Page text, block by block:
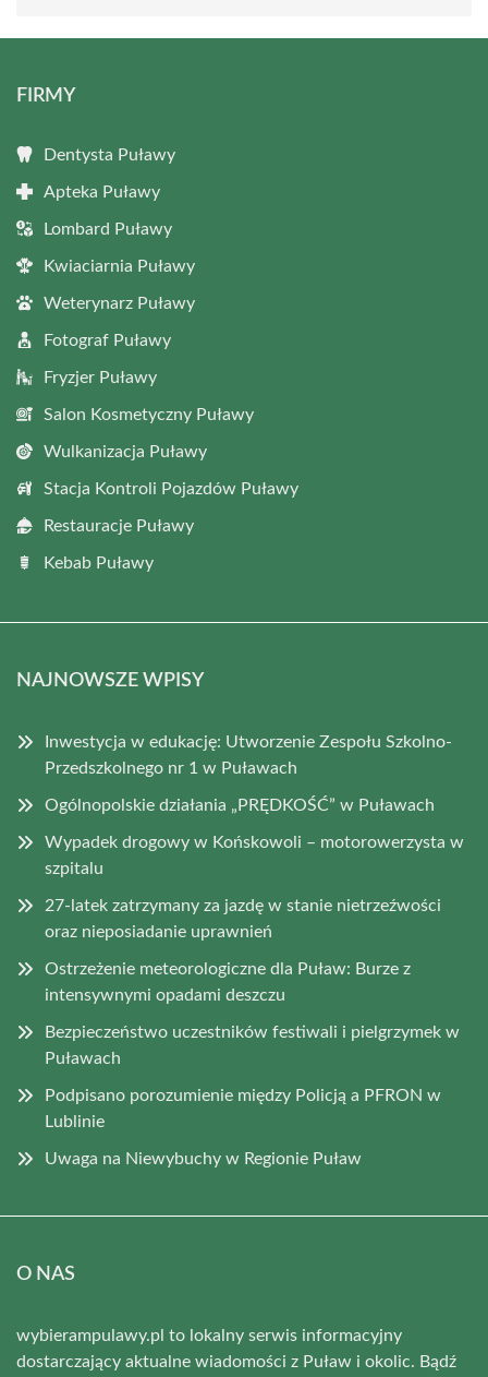
FIRMY
Dentysta Puławy
Apteka Puławy
Lombard Puławy
Kwiaciarnia Puławy
Weterynarz Puławy
Fotograf Puławy
Fryzjer Puławy
Salon Kosmetyczny Puławy
Wulkanizacja Puławy
Stacja Kontroli Pojazdów Puławy
Restauracje Puławy
Kebab Puławy
NAJNOWSZE WPISY
Inwestycja w edukację: Utworzenie Zespołu Szkolno-
Przedszkolnego nr 1 w Puławach
Ogólnopolskie działania „PRĘDKOŚĆ” w Puławach
Wypadek drogowy w Końskowoli – motorowerzysta w
szpitalu
27-latek zatrzymany za jazdę w stanie nietrzeźwości
oraz nieposiadanie uprawnień
Ostrzeżenie meteorologiczne dla Puław: Burze z
intensywnymi opadami deszczu
Bezpieczeństwo uczestników festiwali i pielgrzymek w
Puławach
Podpisano porozumienie między Policją a PFRON w
Lublinie
Uwaga na Niewybuchy w Regionie Puław
O NAS
wybierampulawy.pl to lokalny serwis informacyjny
dostarczający aktualne wiadomości z Puław i okolic. Bądź